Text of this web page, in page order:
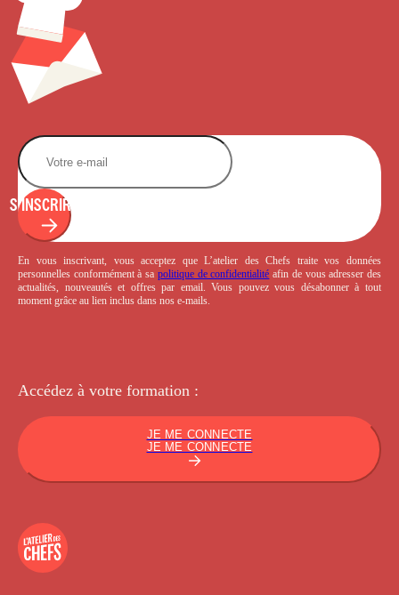
S'INSCRIRE
En vous inscrivant, vous acceptez que L’atelier des Chefs traite vos données
personnelles conformément à sa politique de confidentialité afin de vous adresser des
actualités, nouveautés et offres par email. Vous pouvez vous désabonner à tout
moment grâce au lien inclus dans nos e-mails.
Accédez à votre formation :
JE ME CONNECTE
JE ME CONNECTE